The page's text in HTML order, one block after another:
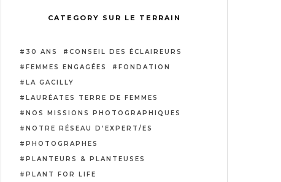
CATEGORY SUR LE TERRAIN
30 ANS
CONSEIL DES ÉCLAIREURS
FEMMES ENGAGÉES
FONDATION
LA GACILLY
LAURÉATES TERRE DE FEMMES
NOS MISSIONS PHOTOGRAPHIQUES
NOTRE RÉSEAU D'EXPERT/ES
PHOTOGRAPHES
PLANTEURS & PLANTEUSES
PLANT FOR LIFE